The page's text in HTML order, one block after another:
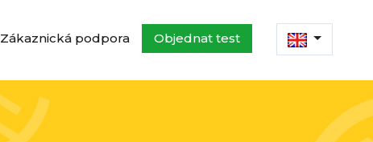
Zákaznická podpora Objednat test